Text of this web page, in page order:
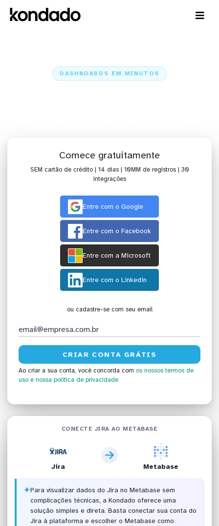
DASHBOARDS EM MINUTOS
Comece gratuitamente
SEM cartão de crédito | 14 dias | 10MM de registros | 30
integrações
Entre com o Google
Entre com o Facebook
Entre com a Microsoft
Entre com o Linkedin
ou cadastre-se com seu email
Ao criar a sua conta, você concorda com os nossos termos de
uso e nossa política de privacidade
CONECTE JIRA AO METABASE
Jira Metabase
✦Para visualizar dados do Jira no Metabase sem
complicações técnicas, a Kondado oferece uma
solução simples e direta. Basta conectar sua conta do
Jira à plataforma e escolher o Metabase como